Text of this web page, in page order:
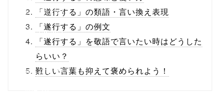
content/themes
/tapbiz_theme/
parts/sns-
buttons.php on
「遂行する」の類語・言い換え表現
「遂行する」の例文
「遂行する」を敬語で言いたい時はどうした
らいい？
難しい言葉も抑えて褒められよう！